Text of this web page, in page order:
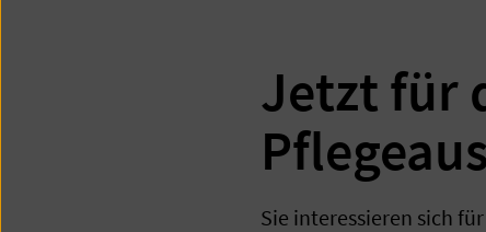
Jetzt für
Sie interessieren sich